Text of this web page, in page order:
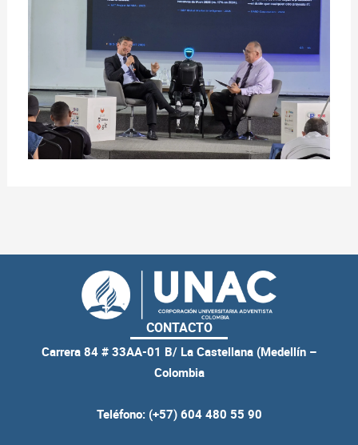
CONTACTO
Carrera 84 # 33AA-01 B/ La Castellana (Medellín –
Colombia
Teléfono: (+57) 604 480 55 90